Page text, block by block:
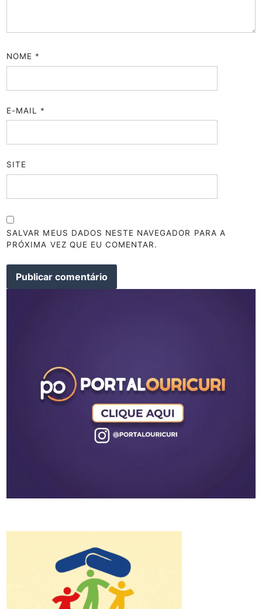
NOME *
E-MAIL *
SITE
SALVAR MEUS DADOS NESTE NAVEGADOR PARA A
PRÓXIMA VEZ QUE EU COMENTAR.